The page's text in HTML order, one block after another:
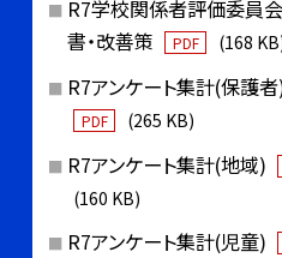
R7学校関係者評価委員
書・改善策
PDF (168
R7アンケート集計(保護
PDF (265 KB)
R7アンケート集計(地域)
(160 KB)
R7アンケート集計(児童)